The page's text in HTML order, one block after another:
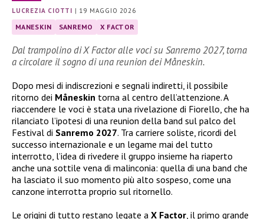
LUCREZIA CIOTTI | 19 MAGGIO 2026
MANESKIN SANREMO X FACTOR
Dal trampolino di X Factor alle voci su Sanremo 2027, torna
a circolare il sogno di una reunion dei Måneskin.
Dopo mesi di indiscrezioni e segnali indiretti, il possibile
ritorno dei Måneskin torna al centro dell’attenzione. A
riaccendere le voci è stata una rivelazione di Fiorello, che ha
rilanciato l’ipotesi di una reunion della band sul palco del
Festival di Sanremo 2027. Tra carriere soliste, ricordi del
successo internazionale e un legame mai del tutto
interrotto, l’idea di rivedere il gruppo insieme ha riaperto
anche una sottile vena di malinconia: quella di una band che
ha lasciato il suo momento più alto sospeso, come una
canzone interrotta proprio sul ritornello.
Le origini di tutto restano legate a X Factor, il primo grande